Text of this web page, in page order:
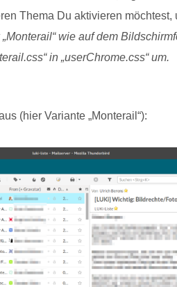
Thema Du aktivieren möchtest,
wie auf dem
in „userChrome.css“ um.
(hier Variante „Monterail“):